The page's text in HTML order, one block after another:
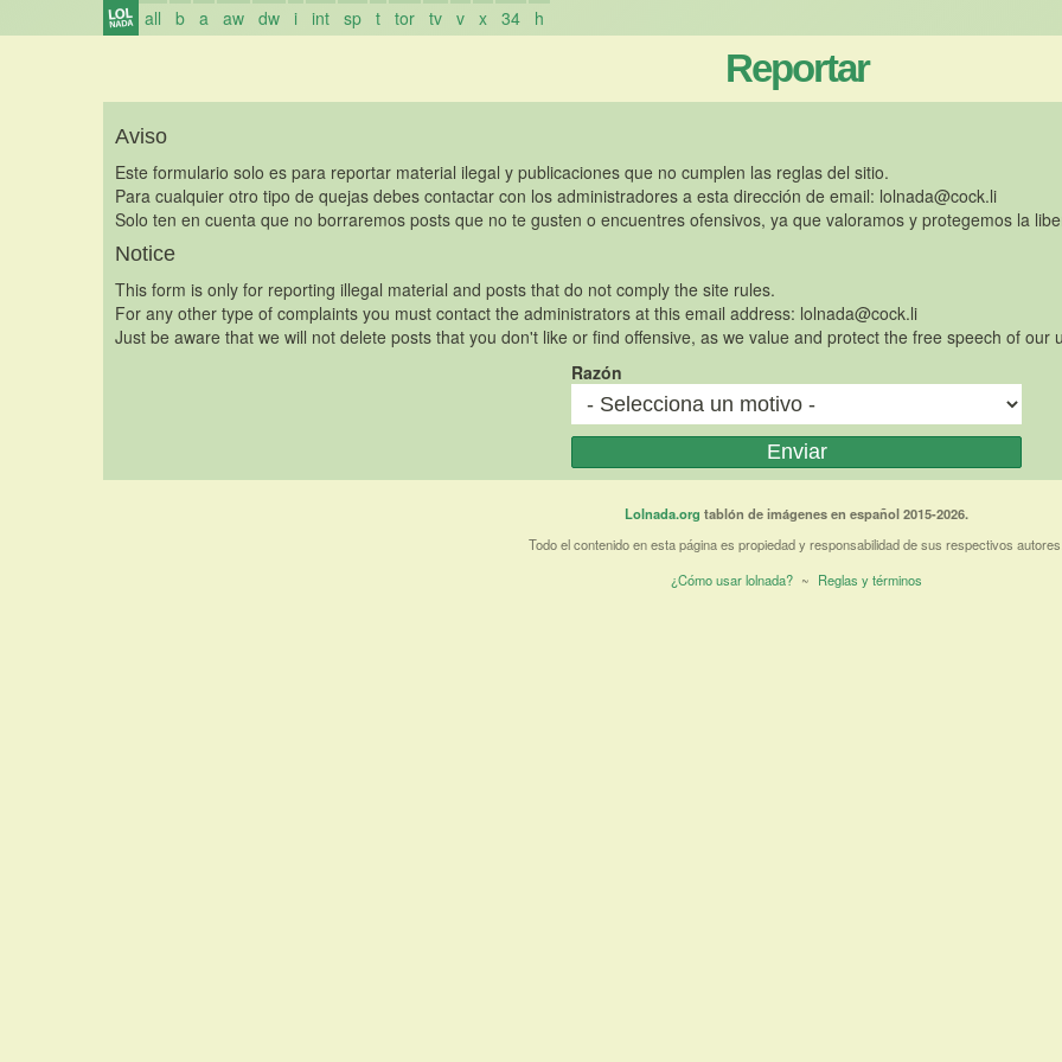
all b a aw dw i int sp t tor tv v x 34 h
Reportar
Aviso
Este formulario solo es para reportar material ilegal y publicaciones que no cumplen las reglas del sitio.
Para cualquier otro tipo de quejas debes contactar con los administradores a esta dirección de email: lolnada@cock.li
Solo ten en cuenta que no borraremos posts que no te gusten o encuentres ofensivos, ya que valoramos y protegemos la
Notice
This form is only for reporting illegal material and posts that do not comply the site rules.
For any other type of complaints you must contact the administrators at this email address: lolnada@cock.li
Just be aware that we will not delete posts that you don't like or find offensive, as we value and protect the free speech of our
Razón
Lolnada.org tablón de imágenes en español 2015-2026.
Todo el contenido en esta página es propiedad y responsabilidad de sus respectivos
¿Cómo usar lolnada? ~ Reglas y términos